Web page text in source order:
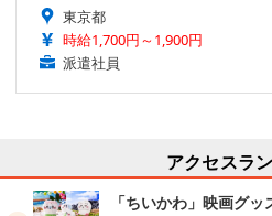
東京都
時給1,700円～1,900円
派遣社員
アクセスラ
「ちいかわ」映画グ